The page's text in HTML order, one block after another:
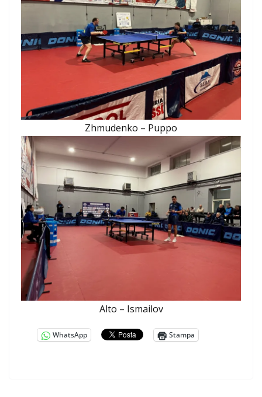
Zhmudenko – Puppo
Alto – Ismailov
WhatsApp Stampa